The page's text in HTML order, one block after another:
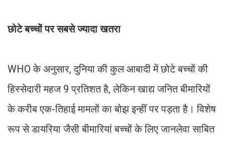
छोटे बच्चों पर सबसे ज्यादा खतरा
WHO के अनुसार, दुनिया की कुल आबादी में छोटे बच्चों की
हिस्सेदारी महज 9 प्रतिशत है, लेकिन खाद्य जनित बीमारियों
के करीब एक-तिहाई मामलों का बोझ इन्हीं पर पड़ता है। विशेष
रूप से डायरिया जैसी बीमारियां बच्चों के लिए जानलेवा साबित